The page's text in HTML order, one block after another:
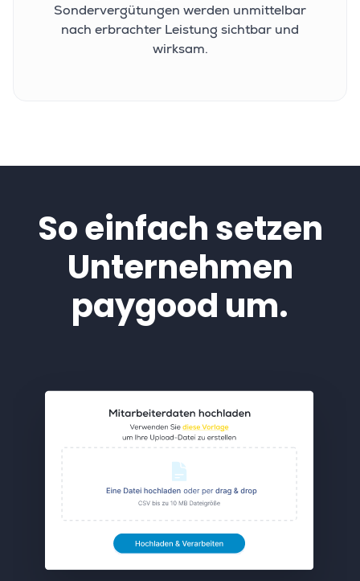
Sondervergütungen werden unmittelbar
nach erbrachter Leistung sichtbar und
wirksam.
So einfach setzen
Unternehmen
paygood um.